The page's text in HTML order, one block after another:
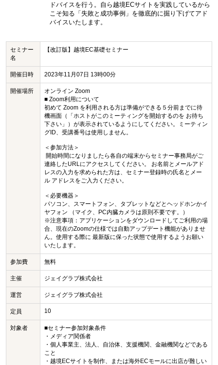
ドバイスを行う。自ら越境ECサイトを実践しているから
こそ知る「失敗と成功事例」を徹底的に掘り下げてアド
バイスいたします。
セミナー
名
【改訂版】越境EC基礎セミナー
開催日時 2023年11月07日 13時00分
開催場所
オンライン Zoom
■ Zoom利用について
初めて Zoom を利用される方は準備ができる５分前までに待
機画面（「ホストがこのミーティングを開始するのを お待ち
下さい」）が表示されているようにしてください。ミーティン
グID、受講番号は使用しません。
＜参加方法＞
開始時間になりましたら各自の端末からセミナー事務局がご
連絡したURLにアクセスしてください。 お名前とメールアド
レスの入力を求められた方は、セミナー登録時の氏名とメー
ル アドレスをご入力ください。
＜必要機器＞
パソコン、スマートフォン、タブレットなどとヘッドホンかイ
ヤフォン （マイク、PC内臓カメラは原則不要です。）
※注意事項：アプリケーションをダウンロードしてご利用の場
合、現在のZoomの仕様では自動アップデート機能がありませ
ん。使用する際に 最新版に保った状態で使用するようお願い
いたします。
参加費 無料
主催 ジェイグラブ株式会社
運営 ジェイグラブ株式会社
定員 10
対象者
■セミナー参加対象条件
・メディア関係者
・個人事業主、法人、自治体、支援機関、金融機関などである
こと
・越境ECサイトを制作、または海外ECモールに出店が難しい